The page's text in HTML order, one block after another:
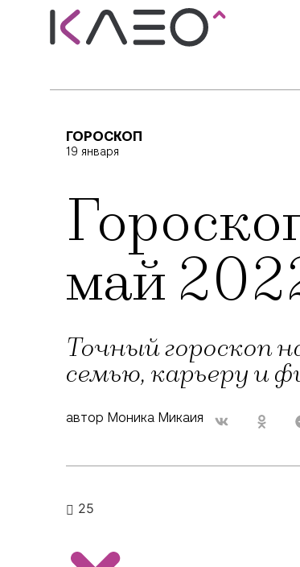
ГОРОСКОП
19 января
май
Точный гороскоп
семью, карьеру и
автор Моника Микаия
25